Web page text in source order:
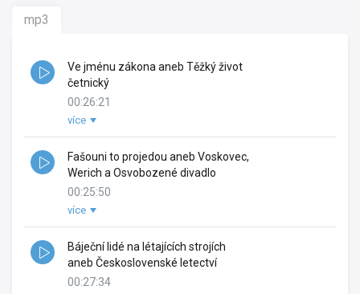
mp3
Ve jménu zákona aneb Těžký život
četnický
00:26:21
Kreativní producent:
Spoluautor pořadu:Petra Tanclová
Zvukový mistr:Jonáš Rosůlek
Práva výrobce:Český rozhlas,Radioservis a.s.
Autor scénáře:
Interpret slova:
Umělecký režisér:Jitka Škápíková
Rok vydání:2026
Rok nahrávky:
více
Fašouni to projedou aneb Voskovec,
Werich a Osvobozené divadlo
00:25:50
Kreativní producent:
Spoluautor pořadu:Dušan Radovanovič
Zvukový mistr:Jonáš Rosůlek
Práva výrobce: Český rozhlas,Radioservis a.s.
Autor scénáře:
více
Báječní lidé na létajících strojích
aneb Československé letectví
00:27:34